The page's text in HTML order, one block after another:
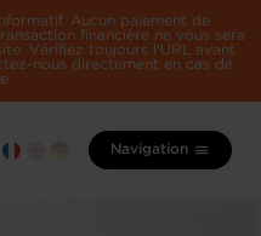
Aucun paiement de
financière ne vous sera
Vérifiez toujours l'URL avant
nous directement en cas de
Navigation